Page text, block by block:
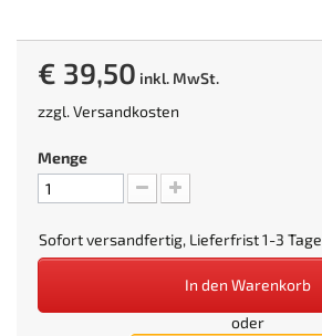
€ 39,50 inkl. MwSt.
zzgl.Versandkosten
Menge
Sofort versandfertig, Lieferfrist 1-3 Tage
In den Warenkorb
oder